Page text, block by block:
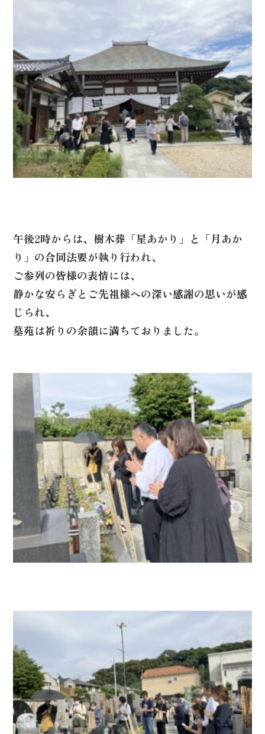
午後2時からは、樹木葬「星あかり」と「月あか
り」の合同法要が執り行われ、
ご参列の皆様の表情には、
静かな安らぎとご先祖様への深い感謝の思いが感
じられ、
墓苑は祈りの余韻に満ちておりました。